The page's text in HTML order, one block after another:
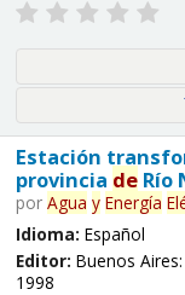
Estación
provincia deRío
por Agua y Energía
Idioma: Español
Editor: Buenos Aires:
1998